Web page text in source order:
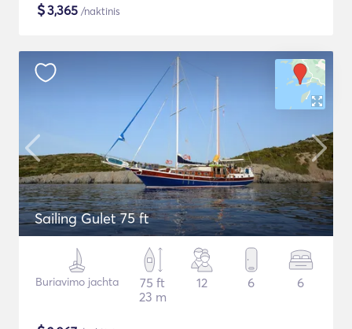
$3,365 /naktinis
Sailing Gulet 75 ft
Buriavimo jachta
75 ft
23 m
12 6 6